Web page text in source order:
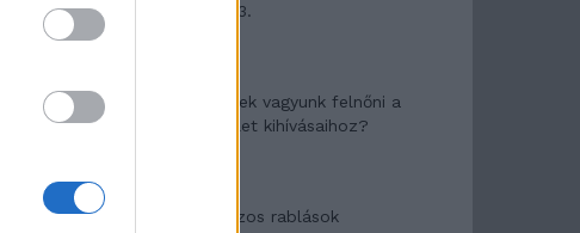
mítosza 3.
Képtelenek vagyunk felnőni a
felnőtt élet kihívásaihoz?
Altatógázos rablások